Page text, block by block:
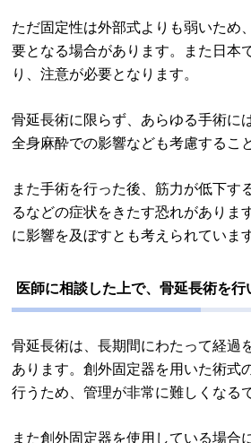
ただ固定性は外部式よりも弱いため
要となる場合があります。また日本
り、注意が必要となります。
骨延長術に限らず、あらゆる手術に
全身麻酔での影響なども考慮するこ
また手術を行った後、筋力が低下す
るなどの症状をきたす恐れがありま
に影響を及ぼすとも考えられていま
医師に相談した上で、骨延長術を行
骨延長術は、長期間にわたって経過
あります。創外固定器を用いた術式
行うため、管理が非常に難しくなる
また創外固定器を使用している場合